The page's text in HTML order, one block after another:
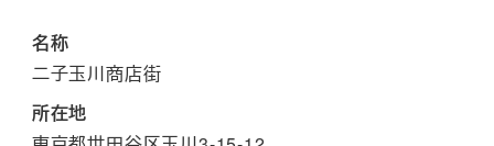
名称
二子玉川商店街
所在地